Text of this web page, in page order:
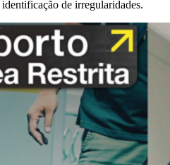
de irregularidades.